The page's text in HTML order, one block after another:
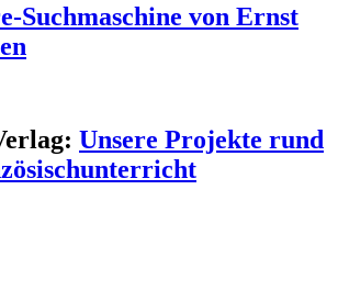
Suchmaschine von Ernst
Unsere Projekte rund